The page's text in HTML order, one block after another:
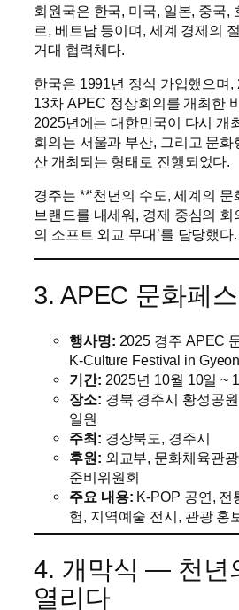
회원국은 한국, 미국, 일본, 중국,
르, 베트남 등이며, 세계 경제의
거대 협력체다.
한국은 1991년 정식 가입했으며,
13차 APEC 정상회의를 개최한
2025년에는 대한민국이 다시 개
회의는 서울과 부산, 그리고 문
산 개최되는 형태로 진행되었다.
경주는 **‘천년의 수도, 세계의 문
브랜드를 내세워, 경제 중심의 회
의 소프트 외교 무대’를 담당했다.
3. APEC 문화페
행사명: 2025 경주 APEC
K-Culture Festival in
기간: 2025년 10월 10일 ~
장소: 경북 경주시 황성공
일원
주최: 경상북도, 경주시
후원: 외교부, 문화체육관
준비위원회
주요 내용: K-POP 공연, 전
험, 지역예술 전시, 관광 홍
4. 개막식 ― 천년
열리다